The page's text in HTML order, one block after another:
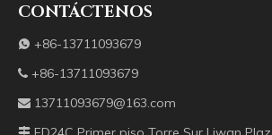
CONTÁCTENOS
 +86-13711093679
 +86-13711093679
 13711093679@163.com
